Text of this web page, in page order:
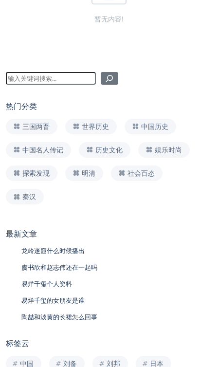
暂无内容!
热门分类
三国两晋 世界历史 中国历史
中国名人传记 历史文化 娱乐时尚
探索发现 明清 社会百态
秦汉
最新文章
龙岭迷窟什么时候播出
虞书欣和赵志伟还在一起吗
易烊千玺个人资料
易烊千玺的女朋友是谁
陶喆和淡黄的长裙怎么回事
标签云
中国 刘备 刘邦 日本